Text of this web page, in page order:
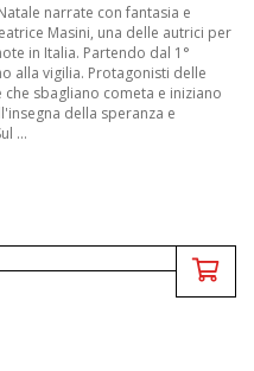
narrate con fantasia e
Masini, una delle autrici per
in Italia. Partendo dal 1°
alla vigilia. Protagonisti delle
che sbagliano cometa e iniziano
della speranza e
...